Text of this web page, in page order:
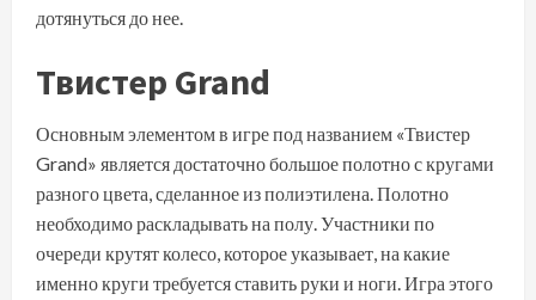
дотянуться до нее.
Твистер Grand
Основным элементом в игре под названием «Твистер
Grand» является достаточно большое полотно с кругами
разного цвета, сделанное из полиэтилена. Полотно
необходимо раскладывать на полу. Участники по
очереди крутят колесо, которое указывает, на какие
именно круги требуется ставить руки и ноги. Игра этого